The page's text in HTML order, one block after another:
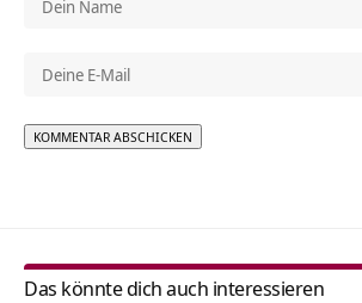
Das könnte dich auch interessieren